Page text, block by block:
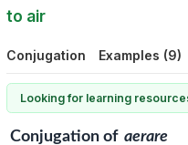
to air
Conjugation Examples (9)
Looking for learning
Conjugationof aerare